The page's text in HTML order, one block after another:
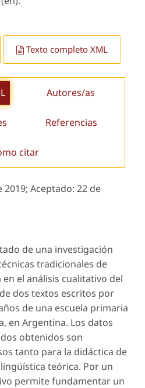
Texto completo XML
Autores/as
Referencias
citar
2019; Aceptado: 22 de
de una investigación
tradicionales de
el análisis cualitativo del
dos textos escritos por
de una escuela primaria
en Argentina. Los datos
obtenidos son
tanto para la didáctica de
teórica. Por un
permite fundamentar un